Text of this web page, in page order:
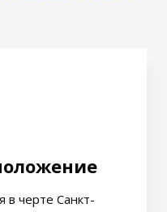
в черте Санкт-